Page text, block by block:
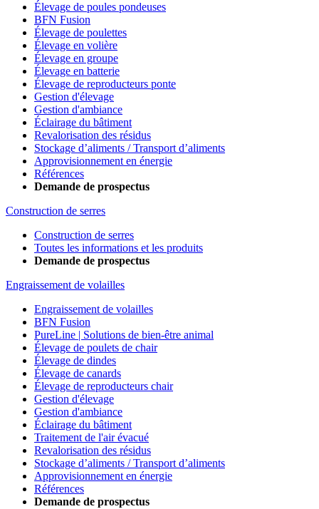
Élevage de poules pondeuses
BFN Fusion
Élevage de poulettes
Élevage en volière
Élevage en groupe
Élevage en batterie
Élevage de reproducteurs ponte
Gestion d'élevage
Gestion d'ambiance
Éclairage du bâtiment
Revalorisation des résidus
Stockage d’aliments / Transport d’aliments
Approvisionnement en énergie
Références
Demande de prospectus
Construction de serres
Construction de serres
Toutes les informations et les produits
Demande de prospectus
Engraissement de volailles
Engraissement de volailles
BFN Fusion
PureLine | Solutions de bien-être animal
Élevage de poulets de chair
Élevage de dindes
Élevage de canards
Élevage de reproducteurs chair
Gestion d'élevage
Gestion d'ambiance
Éclairage du bâtiment
Traitement de l'air évacué
Revalorisation des résidus
Stockage d’aliments / Transport d’aliments
Approvisionnement en énergie
Références
Demande de prospectus